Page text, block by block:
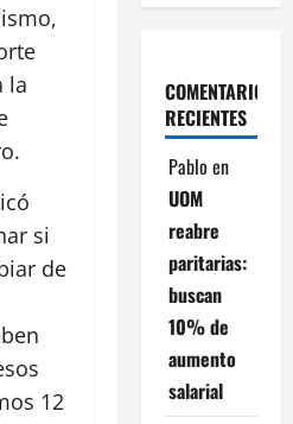
la
si
de
12
COMENTARIOS
RECIENTES
Pablo en
UOM
reabre
paritarias:
buscan
10% de
aumento
salarial